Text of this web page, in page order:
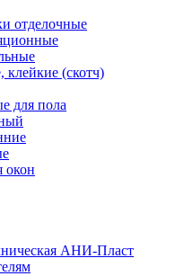
отделочные
(скотч)
для пола
окон
АНИ-Пласт